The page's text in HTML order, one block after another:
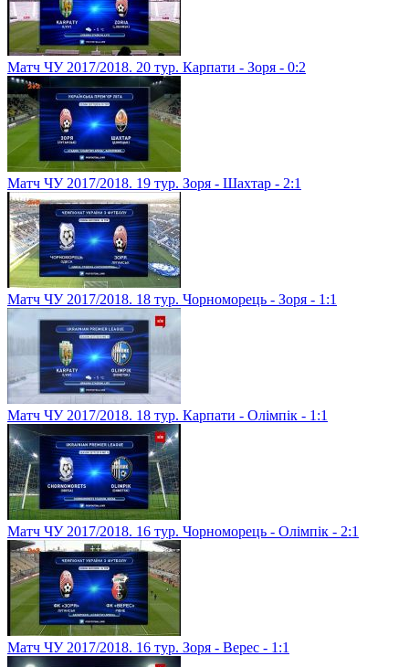
Матч ЧУ 2017/2018. 20 тур. Карпати - Зоря - 0:2
Матч ЧУ 2017/2018. 19 тур. Зоря - Шахтар - 2:1
Матч ЧУ 2017/2018. 18 тур. Чорноморець - Зоря - 1:1
Матч ЧУ 2017/2018. 18 тур. Карпати - Олімпік - 1:1
Матч ЧУ 2017/2018. 16 тур. Чорноморець - Олімпік - 2:1
Матч ЧУ 2017/2018. 16 тур. Зоря - Верес - 1:1